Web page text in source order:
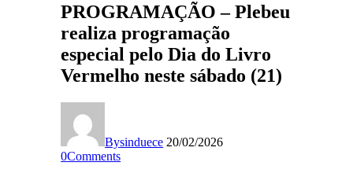
PROGRAMAÇÃO – Plebeu
realiza programação
especial pelo Dia do Livro
Vermelho neste sábado (21)
Bysinduece 20/02/2026
0Comments